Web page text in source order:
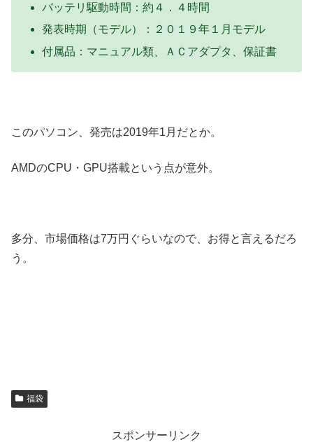
バッテリ駆動時間：約４．４時間
発表時期（モデル）：２０１９年１月モデル
付属品：マニュアル類、ＡＣアダプタ、保証書
このパソコン、発売は2019年1月だとか。
AMDのCPU・GPU搭載という点が意外。
多分、市場価格は7万円ぐらいなので、お得と言えるだろ
う。
福袋
スポンサーリンク